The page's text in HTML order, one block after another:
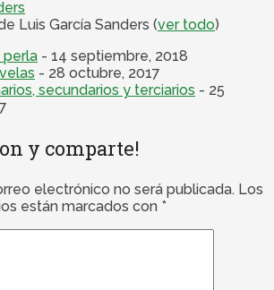
Luis García Sanders (ver todo)
perla - 14 septiembre, 2018
- 28 octubre, 2017
secundarios y terciarios - 25
y comparte!
electrónico no será publicada. Los
están marcados con *